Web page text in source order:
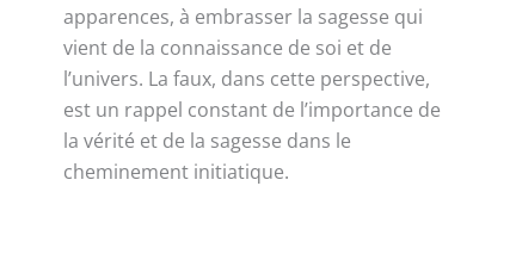
apparences, à embrasser la sagesse qui
vient de la connaissance de soi et de
l’univers. La faux, dans cette perspective,
est un rappel constant de l’importance de
la vérité et de la sagesse dans le
cheminement initiatique.